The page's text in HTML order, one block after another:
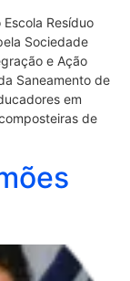
Resíduo
Sociedade
e Ação
Saneamento de
em
de